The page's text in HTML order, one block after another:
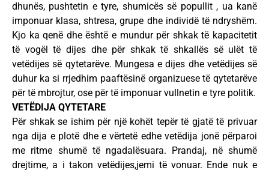
dhunës, pushtetin e tyre, shumicës së popullit , ua kanë
imponuar klasa, shtresa, grupe dhe individë të ndryshëm.
Kjo ka qenë dhe është e mundur për shkak të kapacitetit
të vogël të dijes dhe për shkak të shkallës së ulët të
vetëdijes së qytetarëve. Mungesa e dijes dhe vetëdijes së
duhur ka si rrjedhim paaftësinë organizuese të qytetarëve
për të mbrojtur, ose për të imponuar vullnetin e tyre politik.
VETËDIJA QYTETARE
Për shkak se ishim për një kohët tepër të gjatë të privuar
nga dija e plotë dhe e vërtetë edhe vetëdija jonë përparoi
me ritme shumë të ngadalësuara. Prandaj, në shumë
drejtime, a i takon vetëdijes,jemi të vonuar. Ende nuk e